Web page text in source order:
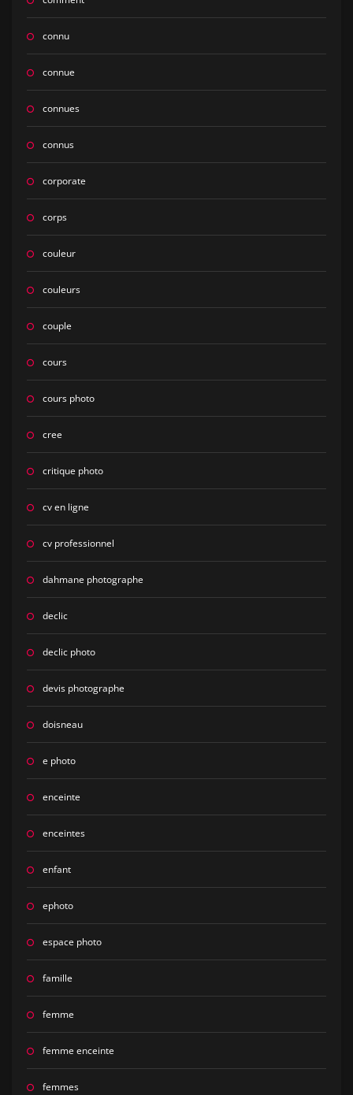
connu
connue
connues
connus
corporate
corps
couleur
couleurs
couple
cours
cours photo
cree
critique photo
cv en ligne
cv professionnel
dahmane photographe
declic
declic photo
devis photographe
doisneau
e photo
enceinte
enceintes
enfant
ephoto
espace photo
famille
femme
femme enceinte
femmes